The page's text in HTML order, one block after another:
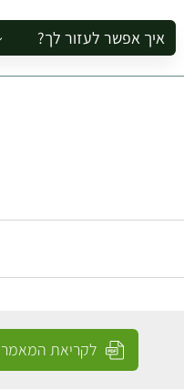
איך אפשר לעזור לך?
להזמין סיור לקבוצה
לקריאת המאמר